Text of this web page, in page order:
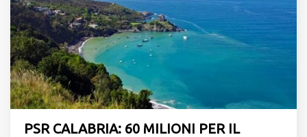
PSR CALABRIA: 60 MILIONI PER IL